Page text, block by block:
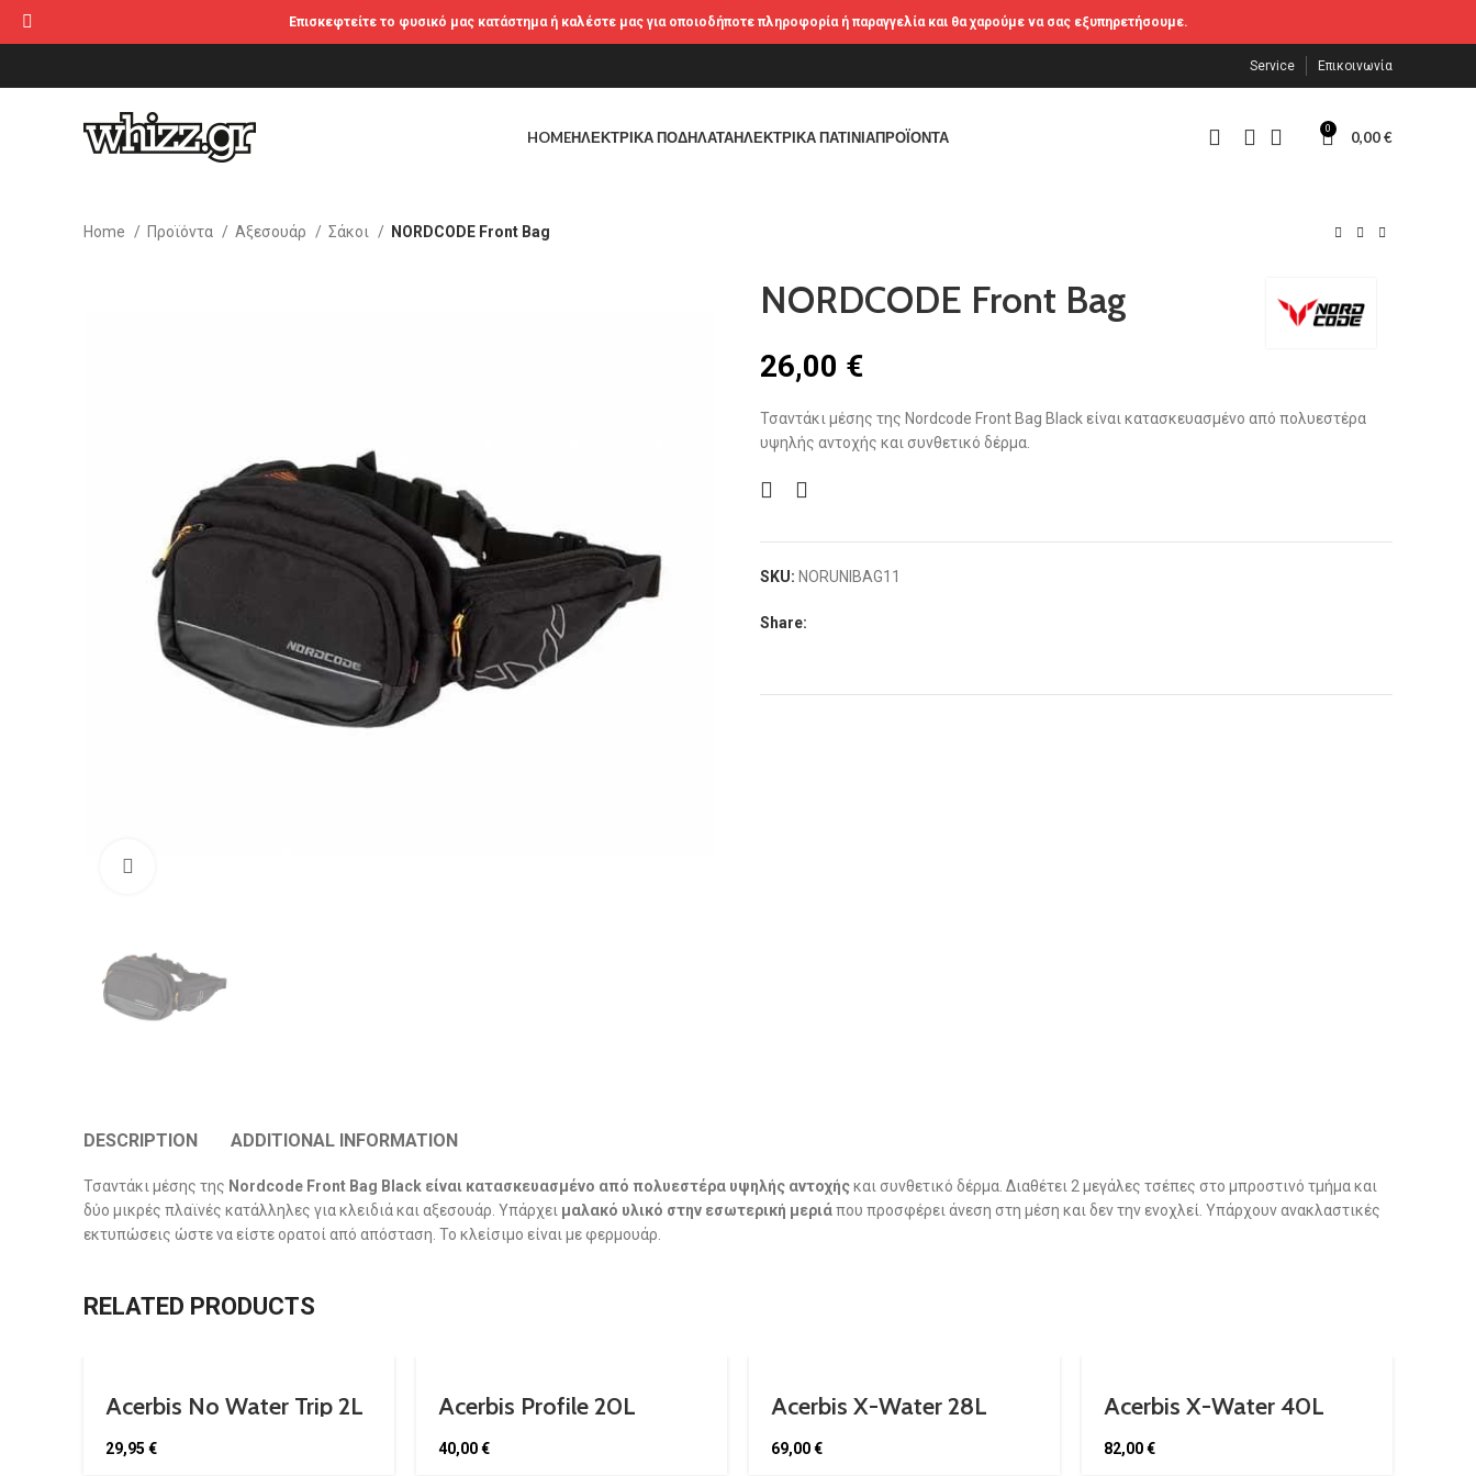
Service Επικοινωνία
HOMEΗΛΕΚΤΡΙΚΆ ΠΟΔΉΛΑΤΑΗΛΕΚΤΡΙΚΆ ΠΑΤΊΝΙΑΠΡΟΪΌΝΤΑ 0 0,00€
Home Προϊόντα Αξεσουάρ Σάκοι NORDCODE Front Bag
NORDCODE Front Bag
26,00 €
Τσαντάκι μέσης της Nordcode Front Bag Black είναι κατασκευασμένο από πολυεστέρα
υψηλής αντοχής και συνθετικό δέρμα.
SKU: NORUNIBAG11
Share:
DESCRIPTION ADDITIONAL INFORMATION
Τσαντάκι μέσης της Nordcode Front Bag Black είναι κατασκευασμένο από πολυεστέρα υψηλής αντοχήςκαι συνθετικό δέρμα. Διαθέτει 2 μεγάλες τσέπες στο μπροστινό τμήμα και
δύο μικρές πλαϊνές κατάλληλες για κλειδιά και αξεσουάρ. Υπάρχει μαλακό υλικό στην εσωτερική μεριάπου προσφέρει άνεση στη μέση και δεν την ενοχλεί. Υπάρχουν ανακλαστικές
εκτυπώσεις ώστε να είστε ορατοί από απόσταση. Το κλείσιμο είναι με φερμουάρ.
RELATED PRODUCTS
Acerbis No Water Trip 2L
29,95 €
Acerbis Profile 20L
40,00€
Acerbis X-Water 28L
69,00€
Acerbis X-Water 40L
82,00€
Επισκεφτείτε το φυσικό μας κατάστημα ή καλέστε μας για οποιοδήποτε πληροφορία ή παραγγελία και θα χαρούμε να σας εξυπηρετήσουμε.